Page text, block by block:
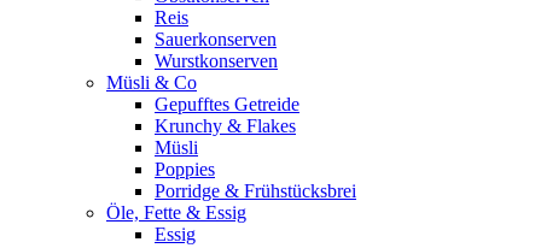
Reis
Sauerkonserven
Wurstkonserven
Müsli & Co
Gepufftes Getreide
Krunchy & Flakes
Müsli
Poppies
Porridge & Frühstücksbrei
Öle, Fette & Essig
Essig